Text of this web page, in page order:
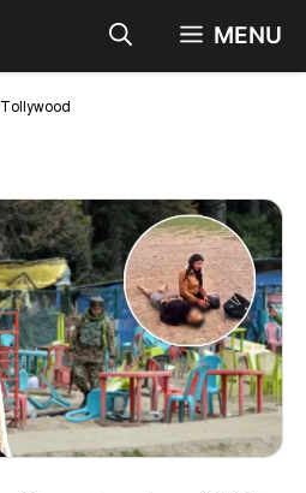
MENU
Tollywood